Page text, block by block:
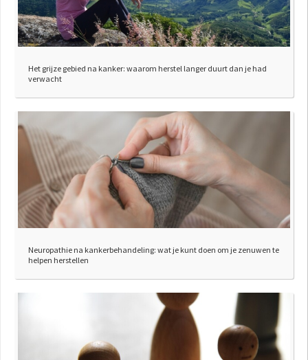
Het grijze gebied na kanker: waarom herstel langer duurt dan je had
verwacht
Neuropathie na kankerbehandeling: wat je kunt doen om je zenuwen te
helpen herstellen